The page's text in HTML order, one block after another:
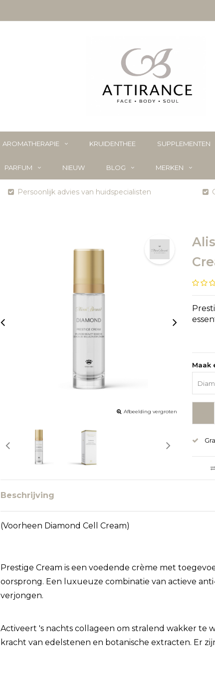
AROMATHERAPIE KRUIDENTHEE SUPPLEMENTEN
PARFUM NIEUW BLOG MERKEN
Persoonlijk advies van huidspecialisten
Afbeelding vergroten
Maak
Beschrijving
(Voorheen Diamond Cell Cream)
Prestige Cream is een voedende crème met
oorsprong. Een luxueuze combinatie van actieve
verjongen.
Activeert 's nachts collageen om stralend wakker te
kracht van edelstenen en botanische extracten. Er